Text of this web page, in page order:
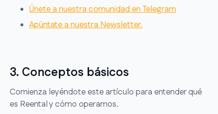
Únete a nuestra comunidad en Telegram
Apúntate a nuestra Newsletter.
3. Conceptos básicos
Comienza leyéndote este artículo para entender qué
es Reental y cómo operamos.